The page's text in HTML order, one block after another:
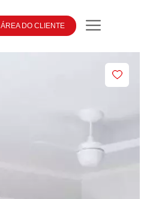
ÁREA DO CLIENTE